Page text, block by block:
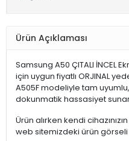
Ürün Açıklaması
Samsung A50 ÇITALI İNCEL
için uygun fiyatlı ORJINAL
A505F modeliyle tam
dokunmatik hassasiyet
Ürün alırken kendi
web sitemizdeki ürün görseli